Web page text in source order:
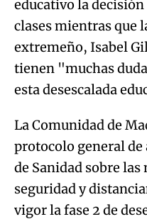
educativo la
clases mientras que
extremeño, Isabel
tienen "muchas
esta desescalada
La Comunidad de
protocolo general
de Sanidad sobre
seguridad y
vigor la fase 2 de